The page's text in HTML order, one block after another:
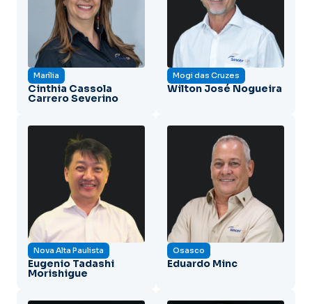
Marília
Cinthia Cassola
Carrero Severino
Mogi das Cruzes
Wilton José Nogueira
Nova Alta Paulista
Eugenio Tadashi
Morishigue
Osasco
Eduardo Minc